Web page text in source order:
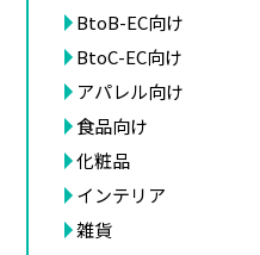
BtoB-EC向け
BtoC-EC向け
アパレル向け
食品向け
化粧品
インテリア
雑貨